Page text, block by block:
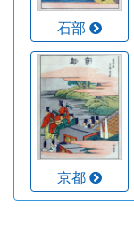
石部
京都